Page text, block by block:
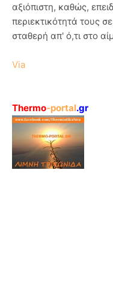
αξιόπιστη, καθώς,
περιεκτικότητά τους
σταθερή απ' ό,τι στο
Via
Thermo-portal.gr
--